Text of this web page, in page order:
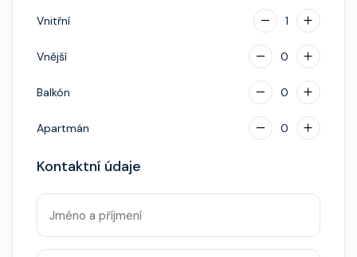
hotovostní zálohu.
Vnitřní 1
Vnější 0
Balkón 0
Apartmán 0
Kontaktní údaje